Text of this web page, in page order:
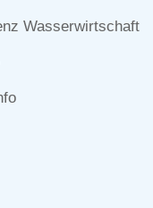
Wasserwirtschaft